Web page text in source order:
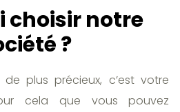
choisir notre
?
plus précieux, c’est votre
cela que vous pouvez